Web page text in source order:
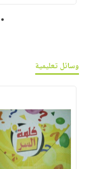
1
وسائل تعليمية